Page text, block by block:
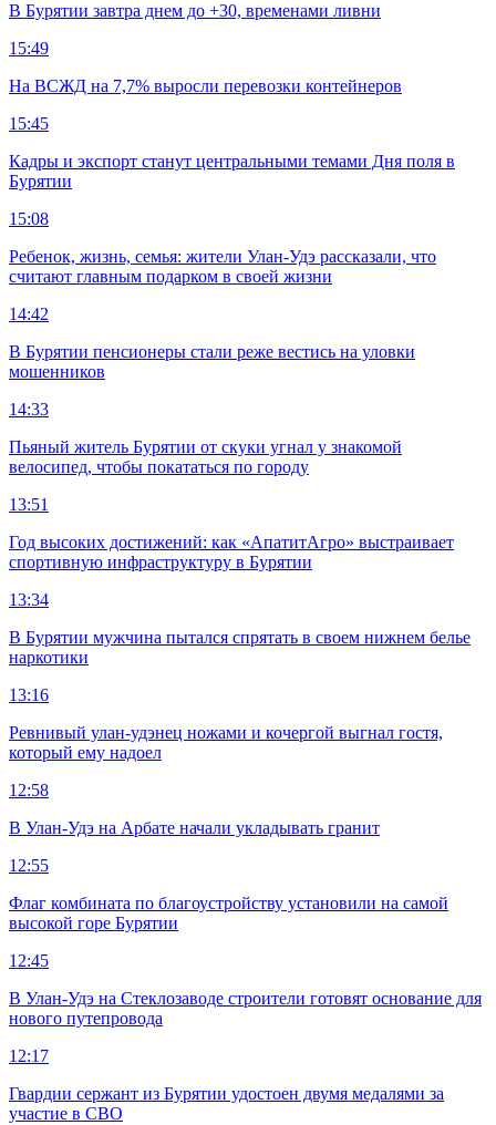
В Бурятии завтра днем до +30, временами ливни
15:49
На ВСЖД на 7,7% выросли перевозки контейнеров
15:45
Кадры и экспорт станут центральными темами Дня поля в
Бурятии
15:08
Ребенок, жизнь, семья: жители Улан-Удэ рассказали, что
считают главным подарком в своей жизни
14:42
В Бурятии пенсионеры стали реже вестись на уловки
мошенников
14:33
Пьяный житель Бурятии от скуки угнал у знакомой
велосипед, чтобы покататься по городу
13:51
Год высоких достижений: как «АпатитАгро» выстраивает
спортивную инфраструктуру в Бурятии
13:34
В Бурятии мужчина пытался спрятать в своем нижнем белье
наркотики
13:16
Ревнивый улан-удэнец ножами и кочергой выгнал гостя,
который ему надоел
12:58
В Улан-Удэ на Арбате начали укладывать гранит
12:55
Флаг комбината по благоустройству установили на самой
высокой горе Бурятии
12:45
В Улан-Удэ на Стеклозаводе строители готовят основание для
нового путепровода
12:17
Гвардии сержант из Бурятии удостоен двумя медалями за
участие в СВО